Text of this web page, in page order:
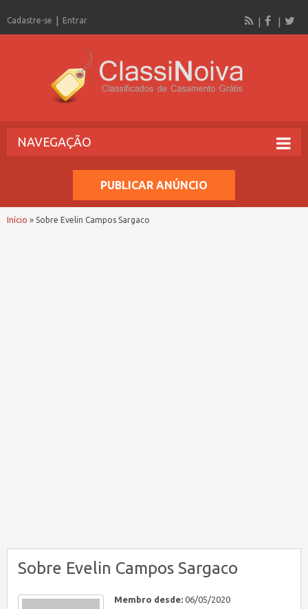
Cadastre-se Entrar
NAVEGAÇÃO
PUBLICAR ANÚNCIO
Início » Sobre Evelin Campos Sargaco
Sobre Evelin Campos Sargaco
Membro desde: 06/05/2020